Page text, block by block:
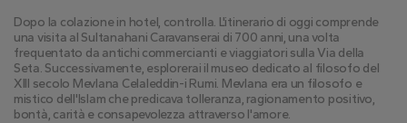
Dopo la colazione in hotel, controlla. L'itinerario di oggi comprende
una visita al Sultanahani Caravanserai di 700 anni, una volta
frequentato da antichi commercianti e viaggiatori sulla Via della
Seta. Successivamente, esplorerai il museo dedicato al filosofo del
XIII secolo Mevlana Celaleddin-i Rumi. Mevlana era un filosofo e
mistico dell'Islam che predicava tolleranza, ragionamento positivo,
bontà, carità e consapevolezza attraverso l'amore.